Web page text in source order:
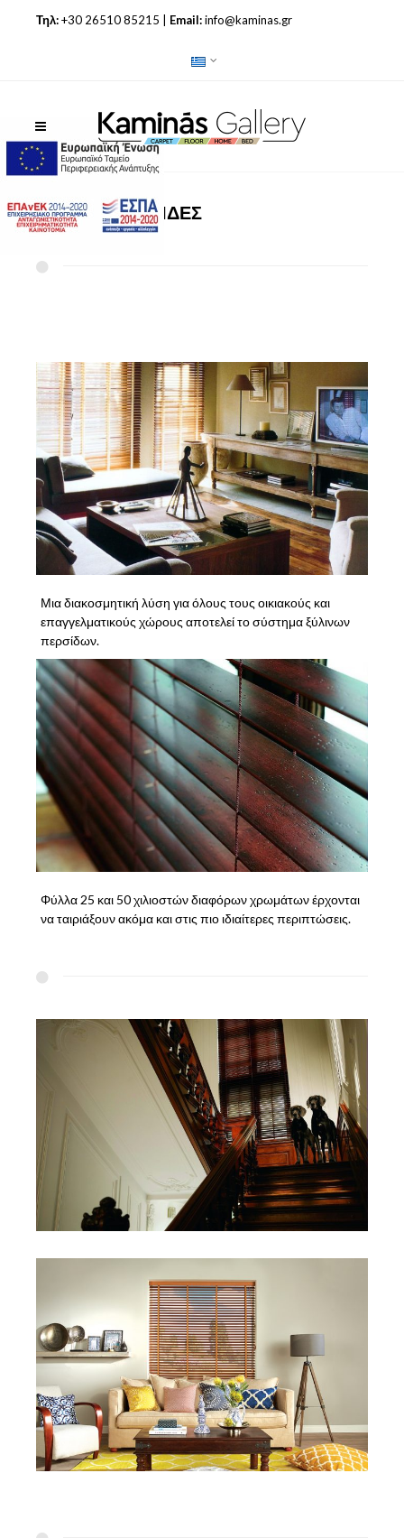
Τηλ:+30 26510 85215 | Email:info@kaminas.gr
ΞΥΛΙΝΕΣ ΠΕΡΣΙΔΕΣ
Μια διακοσμητική λύση για όλους τους οικιακούς και
επαγγελματικούς χώρους αποτελεί το σύστημα ξύλινων
περσίδων.
Φύλλα 25 και 50 χιλιοστών διαφόρων χρωμάτων έρχονται
να ταιριάξουν ακόμα και στις πιο ιδιαίτερες περιπτώσεις.